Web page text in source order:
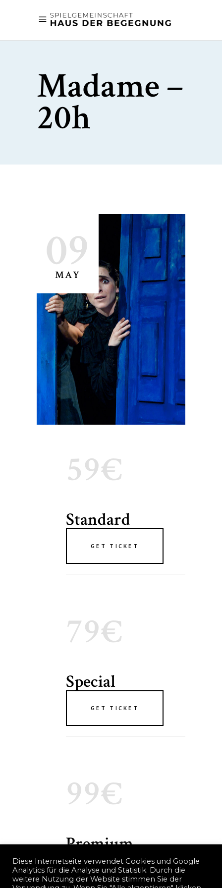
Madame –
20h
09
MAY
59€
Standard
GET TICKET
79€
Special
GET TICKET
99€
Premium
GET TICKET
Diese Internetseite verwendet Cookies und Google
Analytics für die Analyse und Statistik. Durch die
weitere Nutzung der Website stimmen Sie der